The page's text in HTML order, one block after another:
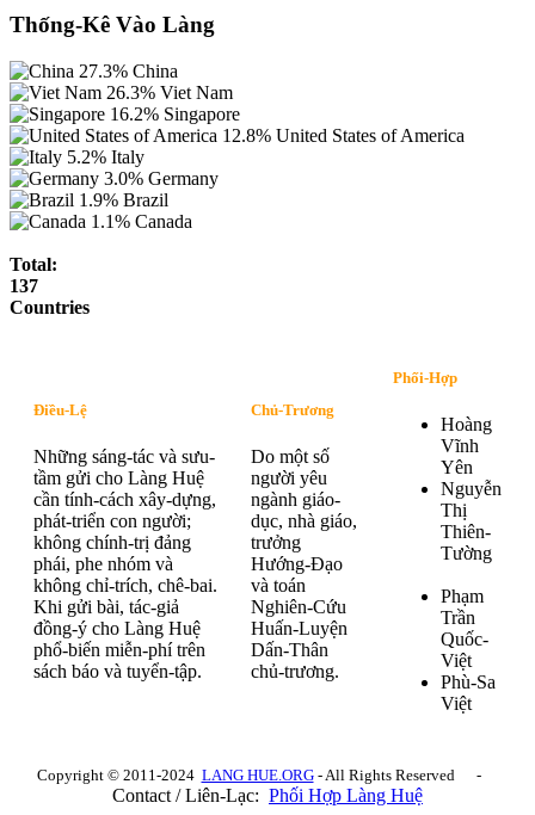
Thống-Kê Vào Làng
27.3% China
26.3% Viet Nam
16.2% Singapore
12.8% United States of America
5.2% Italy
3.0% Germany
1.9% Brazil
1.1% Canada
Total:
137
Countries
Điều-Lệ
Những sáng-tác và sưu-
tầm gửi cho Làng Huệ
cần tính-cách xây-dựng,
phát-triển con người;
không chính-trị đảng
phái, phe nhóm và
không chỉ-trích, chê-bai.
Khi gửi bài, tác-giả
đồng-ý cho Làng Huệ
phổ-biến miễn-phí trên
sách báo và tuyển-tập.
Chủ-Trương
Do một số
người yêu
ngành giáo-
dục, nhà giáo,
trưởng
Hướng-Đạo
và toán
Nghiên-Cứu
Huấn-Luyện
Dấn-Thân
chủ-trương.
Phối-Hợp
Hoàng
Vĩnh
Yên
Nguyễn
Thị
Thiên-
Tường
Phạm
Trần
Quốc-
Việt
Phù-Sa
Việt
Copyright © 2011-2024 LANG HUE.ORG- All Rights Reserved -
Contact / Liên-Lạc: Phối Hợp Làng Huệ